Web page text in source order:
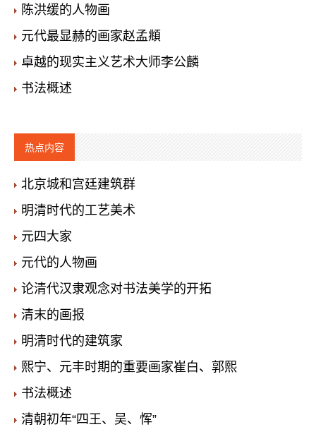
陈洪缓的人物画
元代最显赫的画家赵孟頫
卓越的现实主义艺术大师李公麟
书法概述
热点内容
北京城和宫廷建筑群
明清时代的工艺美术
元四大家
元代的人物画
论清代汉隶观念对书法美学的开拓
清末的画报
明清时代的建筑家
熙宁、元丰时期的重要画家崔白、郭熙
书法概述
清朝初年“四王、吴、恽”